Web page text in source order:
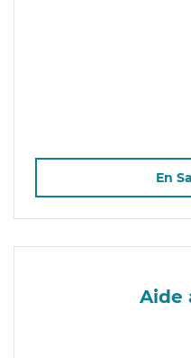
En
Aide